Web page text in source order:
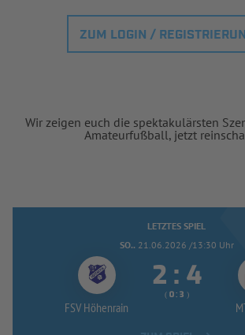
ZUM LOGIN /
Wir zeigen euch die spektakulärsten
Amateurfußball, jetzt
LETZTES SPIEL
SO.. 21.06.2026 /13:30 Uhr
FSV Höhenrain
 : 
( :  )